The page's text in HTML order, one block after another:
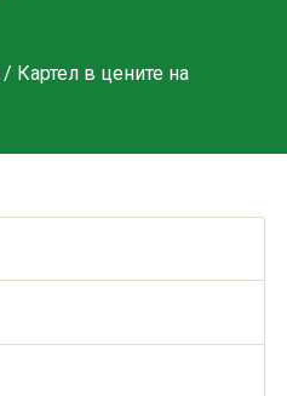
Картел в цените на